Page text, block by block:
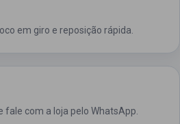
em giro e reposição rápida.
com a loja pelo WhatsApp.